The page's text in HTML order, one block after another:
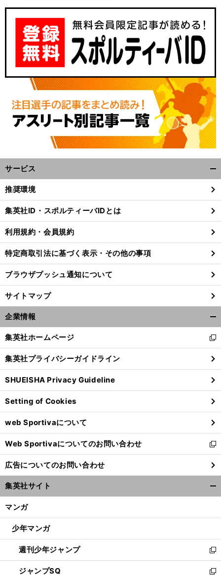
サービス
閉
る
推奨環境
集英社ID・スポルティーバIDとは
利用規約・会員規約
特定商取引法に基づく表示・その他の事項
ブラウザプッシュ通知について
サイトマップ
企業情報
閉
る
集英社ホームページ
新
し
い
ウ
ィ
ン
ド
ウ
で
開
く
集英社プライバシーガイドライン
SHUEISHA Privacy Guideline
Setting of Cookies
web Sportivaについて
Web Sportivaについてのお問い合わせ
新
し
い
ウ
ィ
ン
ウ
開
く
広告についてのお問い合わせ
集英社サイト
マンガ
少年マンガ
週刊少年ジャンプ
新
し
い
ジャンプSQ
新